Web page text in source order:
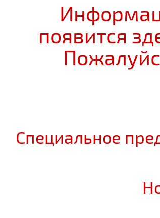
появится
Специальное